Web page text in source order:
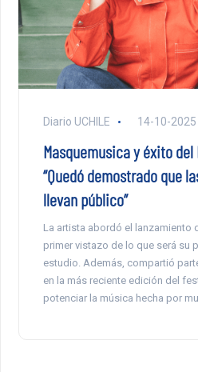
Diario UCHILE 14-10-2025
Masquemusica y éxito del
“Quedó demostrado que
llevan público”
La artista abordó el lanzamiento
primer vistazo de lo que será su
estudio. Además, compartió
en la más reciente edición del
potenciar la música hecha por